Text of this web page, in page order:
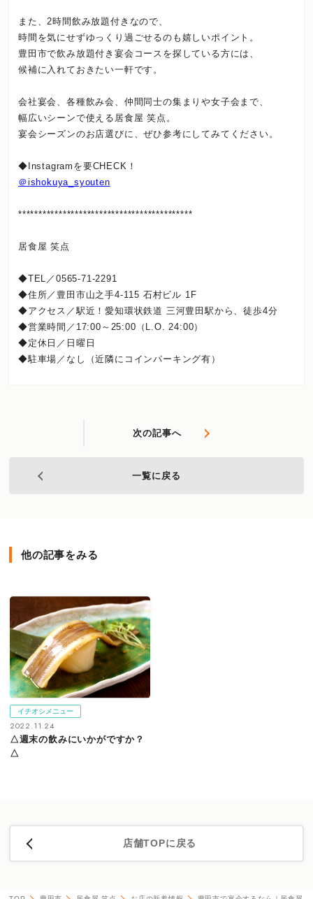
また、2時間飲み放題付きなので、
時間を気にせずゆっくり過ごせるのも嬉しいポイント。
豊田市で飲み放題付き宴会コースを探している方には、
候補に入れておきたい一軒です。
会社宴会、各種飲み会、仲間同士の集まりや女子会まで、
幅広いシーンで使える居食屋 笑点。
宴会シーズンのお店選びに、ぜひ参考にしてみてください。
◆Instagramを要CHECK！
＠ishokuya_syouten
*******************************************
居食屋 笑点
◆TEL／0565-71-2291
◆住所／豊田市山之手4-115 石村ビル 1F
◆アクセス／駅近！愛知環状鉄道 三河豊田駅から、徒歩4分
◆営業時間／17:00～25:00（L.O. 24:00）
◆定休日／日曜日
◆駐車場／なし（近隣にコインパーキング有）
次の記事へ
一覧に戻る
他の記事をみる
イチオシメニュー
2022.11.24
△週末の飲みにいかがですか？
△
店舗TOPに戻る